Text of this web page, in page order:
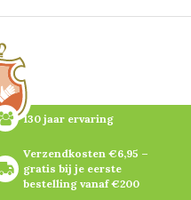
130 jaar ervaring
Verzendkosten €6,95 –
gratis bij je eerste
bestelling vanaf €200